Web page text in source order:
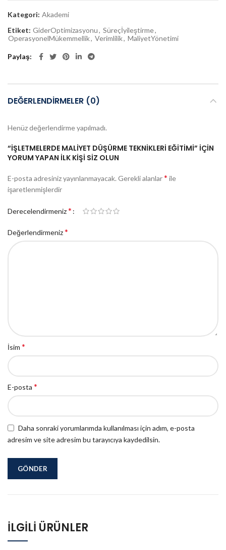
Kategori: Akademi
Etiket: GiderOptimizasyonu, Süreçİyileştirme,
OperasyonelMükemmellik, Verimlilik, MaliyetYönetimi
Paylaş
DEĞERLENDIRMELER (0)
Henüz değerlendirme yapılmadı.
“İŞLETMELERDE MALİYET DÜŞÜRME TEKNİKLERİ EĞİTİMİ” IÇIN
YORUM YAPAN ILK KIŞI SIZ OLUN
E-posta adresiniz yayınlanmayacak. Gerekli alanlar* ile
işaretlenmişlerdir
Derecelendirmeniz*
Değerlendirmeniz*
İsim *
E-posta *
Daha sonraki yorumlarımda kullanılması için adım, e-posta
adresim ve site adresim bu tarayıcıya kaydedilsin.
İLGILI ÜRÜNLER